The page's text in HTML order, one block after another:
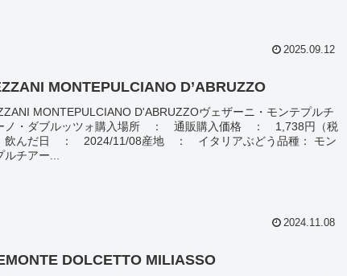
2025.09.12
MONTEPULCIANO D’ABRUZZO
MONTEPULCIANO D'ABRUZZOヴェザーニ・モンテプルチ
ノ・ダブルッツォ購入場所 ： 通販購入価格 ： 1,738円（税
飲んだ日 ： 2024/11/08産地 ： イタリアぶどう品種： モン
ルチアー...
2024.11.08
DOLCETTO MILIASSO